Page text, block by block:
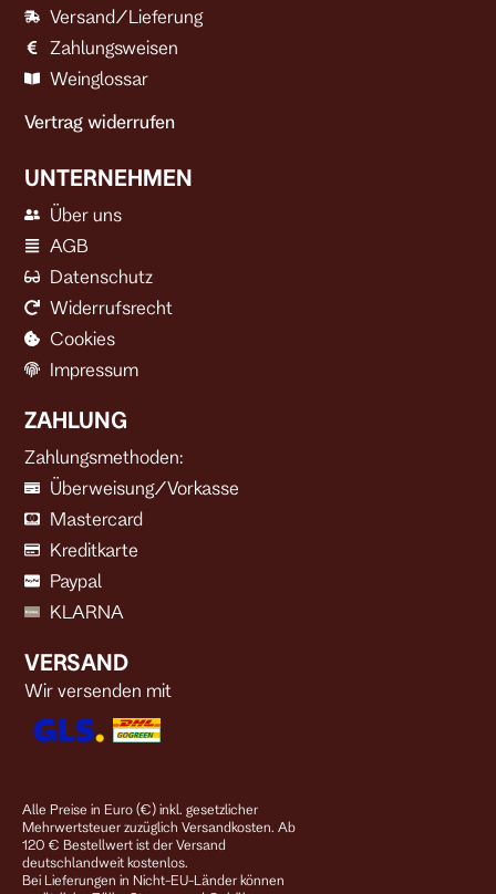
Versand/Lieferung
Zahlungsweisen
Weinglossar
Vertrag widerrufen
UNTERNEHMEN
Über uns
AGB
Datenschutz
Widerrufsrecht
Cookies
Impressum
ZAHLUNG
Zahlungsmethoden:
Überweisung/Vorkasse
Mastercard
Kreditkarte
Paypal
KLARNA
VERSAND
Wir versenden mit
Alle Preise in Euro (€) inkl. gesetzlicher
Mehrwertsteuer zuzüglich Versandkosten. Ab
120 € Bestellwert ist der Versand
deutschlandweit kostenlos.
Bei Lieferungen in Nicht-EU-Länder können